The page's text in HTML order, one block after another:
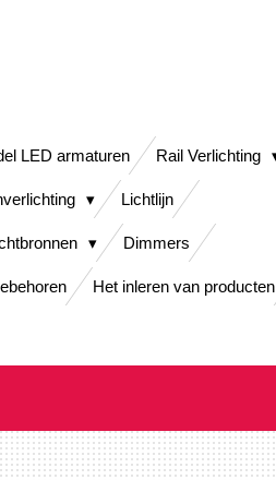
LED armaturen Rail Verlichting
Lichtlijn
Dimmers
Het inleren van producten